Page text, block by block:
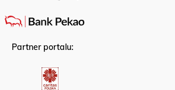
Partner portalu: